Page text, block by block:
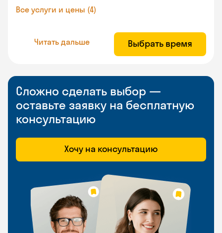
Все услуги и цены (4)
Читать дальше Выбрать время
Сложно сделать выбор —
оставьте заявку на бесплатную
консультацию
Хочу на консультацию